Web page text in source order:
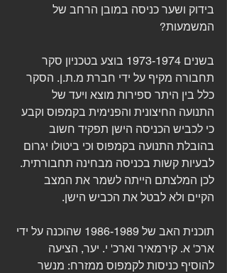
בידוק ושער כניסה במובן הרחב של
המשמעות?
בשנים 1973-1974 בוצע בטכניון סקר
תחבורה מקיף על ידי חברת מ.ת.ן. הסקר
כלל בין היתר ספירות מוצא ויעד של
התנועה החיצונית והפנימית בקמפוס וקבע
כי לכביש הכניסה הישן תפקיד חשוב
בהובלת התנועה בקמפוס וכי ביטולו יגרום
לבעיות קשות בכניסה מבחינה תחבורתית.
לכן המלצתם הייתה לשמר את המצב
הקיים ולא לבטל את הכביש הישן.
תוכנית האב של 1986-1989 שהוכנה על ידי
ארכ' א. קירמאיר וארכ' י. יער, הציעה
להוסיף כניסות לקמפוס ממזרח: מנשר